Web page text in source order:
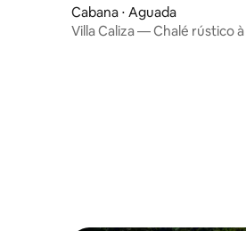
Cabana ⋅ Aguada
Villa Caliza — Chalé rústico